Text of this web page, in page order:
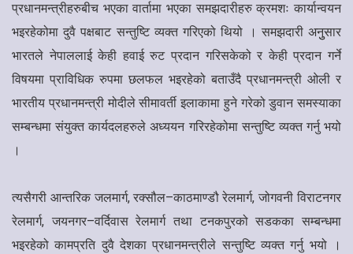
प्रधानमन्त्रीहरुबीच भएका वार्तामा भएका समझदारीहरु क्रमशः कार्यान्वयन
भइरहेकोमा दुवै पक्षबाट सन्तुष्टि व्यक्त गरिएको थियो । समझदारी अनुुसार
भारतले नेपाललाई केही हवाई रुट प्रदान गरिसकेको र केही प्रदान गर्ने
विषयमा प्राविधिक रुपमा छलफल भइरहेको बताउँदै प्रधानमन्त्री ओली र
भारतीय प्रधानमन्त्री मोदीले सीमावर्ती इलाकामा हुने गरेको डुवान समस्याका
सम्बन्धमा संयुक्त कार्यदलहरुले अध्ययन गरिरहेकोमा सन्तुष्टि व्यक्त गर्नु भयो
।
त्यसैगरी आन्तरिक जलमार्ग, रक्सौल–काठमाण्डौ रेलमार्ग, जोगवनी विराटनगर
रेलमार्ग, जयनगर–वर्दिवास रेलमार्ग तथा टनकपुरको सडकका सम्बन्धमा
भइरहेको कामप्रति दुवै देशका प्रधानमन्त्रीले सन्तुष्टि व्यक्त गर्नु भयो ।